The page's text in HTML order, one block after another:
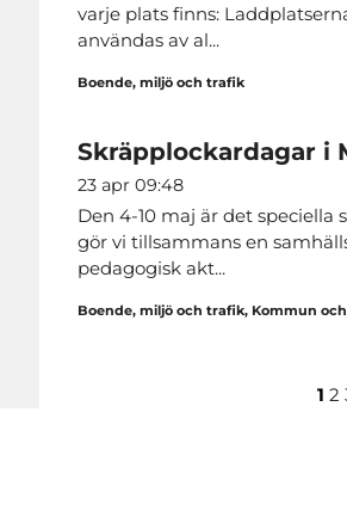
varje plats finns:
användas av al...
Boende, miljö och trafik
Skräpplockardagar i
23 apr 09:48
Den 4-10 maj är det
gör vi tillsammans en
pedagogisk akt...
Boende, miljö och trafik, Kommun
1 2